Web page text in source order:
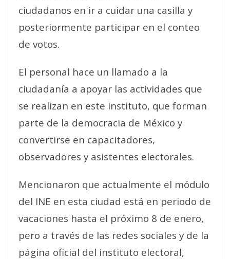
ciudadanos en ir a cuidar una casilla y
posteriormente participar en el conteo
de votos.
El personal hace un llamado a la
ciudadanía a apoyar las actividades que
se realizan en este instituto, que forman
parte de la democracia de México y
convertirse en capacitadores,
observadores y asistentes electorales.
Mencionaron que actualmente el módulo
del INE en esta ciudad está en periodo de
vacaciones hasta el próximo 8 de enero,
pero a través de las redes sociales y de la
página oficial del instituto electoral,